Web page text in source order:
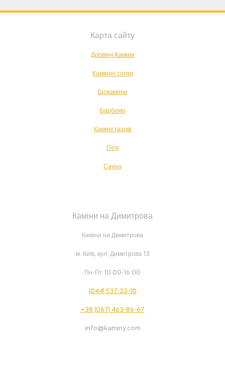
Карта сайту
Дровяні Каміни
Каминні топки
Біокамини
Барбекю
Камині газові
Печі
Сауна
Каміни на Димитрова
Каміни на Димитрова
м. Київ, вул. Димитрова 13
Пн-Пт 10:00-16:00
(044) 537-23-10
+38 (067) 463-86-67
info@kaminy.com